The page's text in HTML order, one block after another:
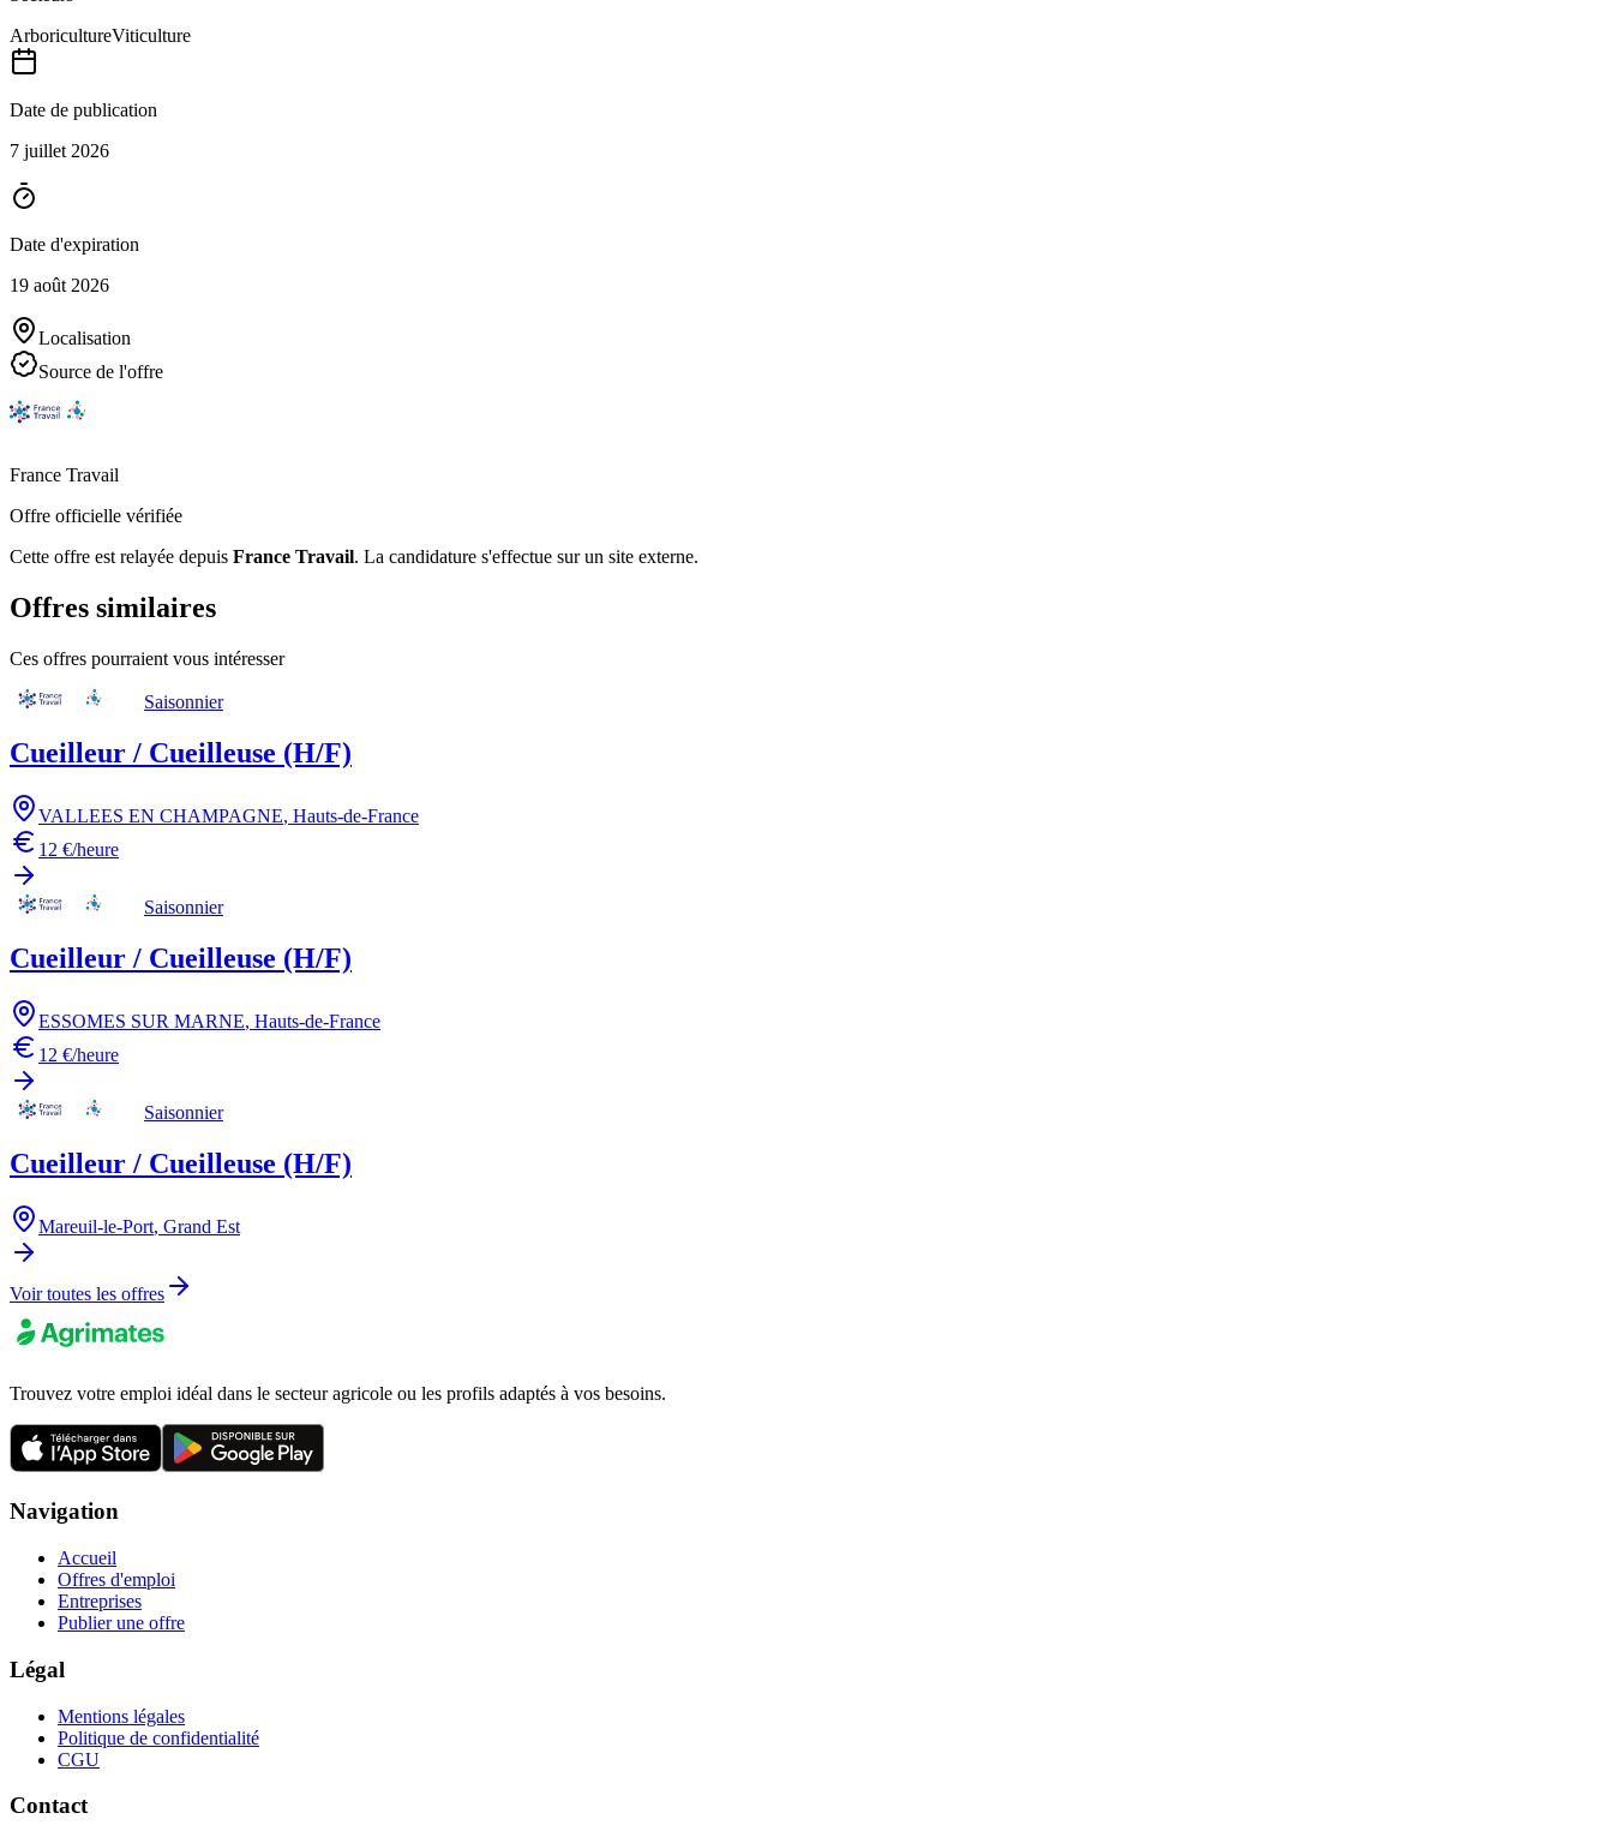
ArboricultureViticulture
Date de publication
7 juillet 2026
Date d'expiration
19 août 2026
Localisation
Source de l'offre
France Travail
Offre officielle vérifiée
Cette offre est relayée depuis France Travail. La candidature s'effectue sur un site externe.
Offres similaires
Ces offres pourraient vous intéresser
Saisonnier
Cueilleur / Cueilleuse (H/F)
VALLEES EN CHAMPAGNE, Hauts-de-France
12 €/heure
Saisonnier
Cueilleur / Cueilleuse (H/F)
ESSOMES SUR MARNE, Hauts-de-France
12 €/heure
Saisonnier
Cueilleur / Cueilleuse (H/F)
Mareuil-le-Port, Grand Est
Voir toutes les offres
Trouvez votre emploi idéal dans le secteur agricole ou les profils adaptés à vos besoins.
Navigation
Accueil
Offres d'emploi
Entreprises
Publier une offre
Légal
Mentions légales
Politique de confidentialité
CGU
Contact